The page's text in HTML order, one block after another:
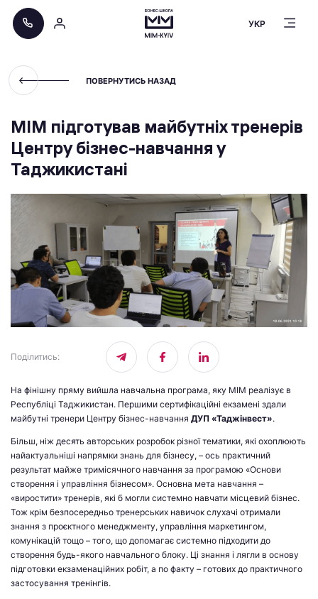
УКР
ПОВЕРНУТИСЬ НАЗАД
МІМ підготував майбутніх тренерів
Центру бізнес-навчання у
Таджикистані
Поділитись:
На фінішну пряму вийшла навчальна програма, яку МІМ реалізує в
Республіці Таджикистан. Першими сертифікаційні екзамені здали
майбутні тренери Центру бізнес-навчання ДУП «Таджінвест».
Більш, ніж десять авторських розробок різної тематики, які охоплюють
найактуальніші напрямки знань для бізнесу, – ось практичний
результат майже тримісячного навчання за програмою «Основи
створення і управління бізнесом». Основна мета навчання –
«виростити» тренерів, які б могли системно навчати місцевий бізнес.
Тож крім безпосередньо тренерських навичок слухачі отримали
знання з проєктного менеджменту, управління маркетингом,
комунікацій тощо – того, що допомагає системно підходити до
створення будь-якого навчального блоку. Ці знання і лягли в основу
підготовки екзаменаційних робіт, а по факту – готових до практичного
застосування тренінгів.